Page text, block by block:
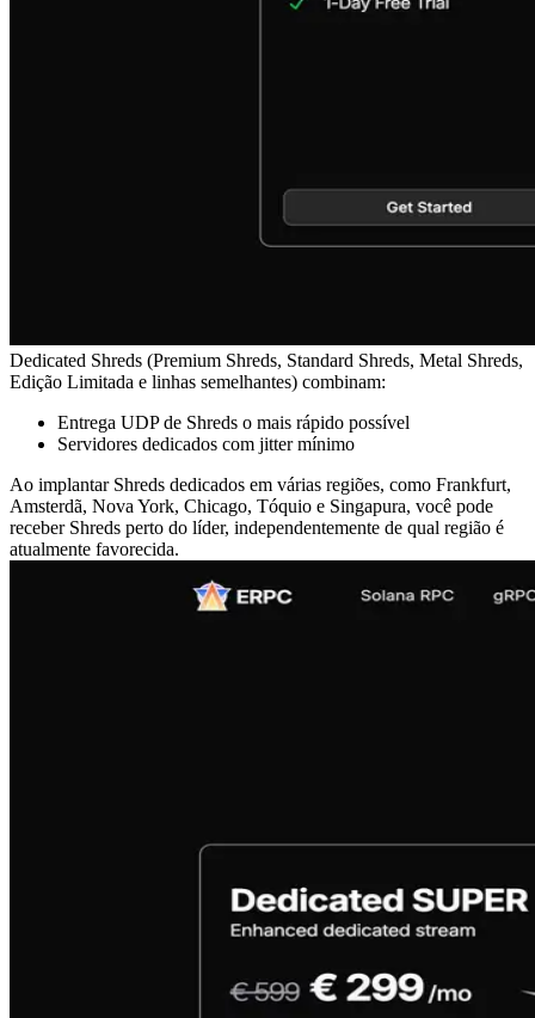
Dedicated Shreds (Premium Shreds, Standard Shreds, Metal Shreds,
Edição Limitada e linhas semelhantes) combinam:
Entrega UDP de Shreds o mais rápido possível
Servidores dedicados com jitter mínimo
Ao implantar Shreds dedicados em várias regiões, como Frankfurt,
Amsterdã, Nova York, Chicago, Tóquio e Singapura, você pode
receber Shreds perto do líder, independentemente de qual região é
atualmente favorecida.